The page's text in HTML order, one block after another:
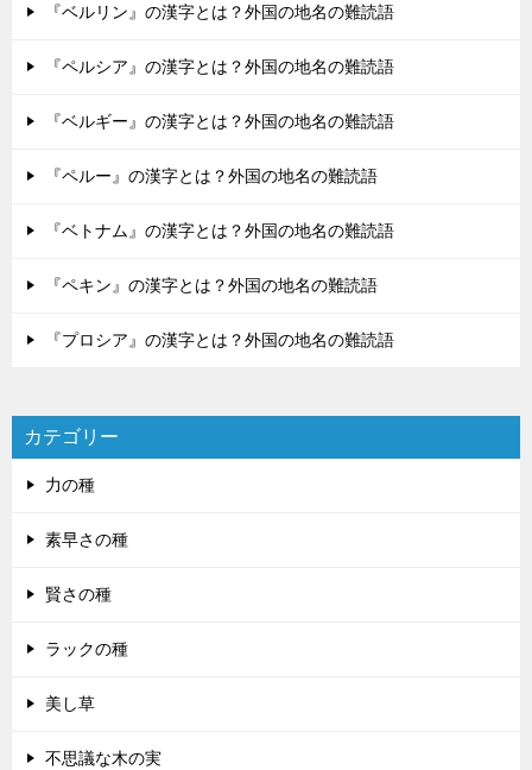
『ベルリン』の漢字とは？外国の地名の難読語
『ペルシア』の漢字とは？外国の地名の難読語
『ベルギー』の漢字とは？外国の地名の難読語
『ペルー』の漢字とは？外国の地名の難読語
『ベトナム』の漢字とは？外国の地名の難読語
『ペキン』の漢字とは？外国の地名の難読語
『プロシア』の漢字とは？外国の地名の難読語
カテゴリー
力の種
素早さの種
賢さの種
ラックの種
美し草
不思議な木の実